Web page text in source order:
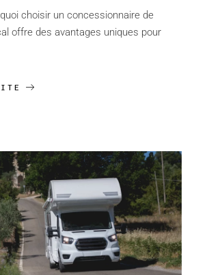
choisir un concessionnaire de
offre des avantages uniques pour